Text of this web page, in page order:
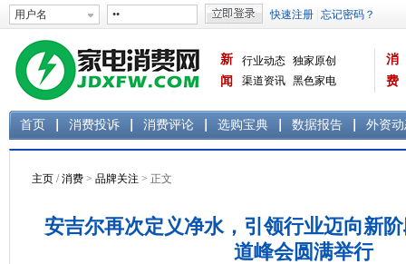
新
闻
行业动态 独家原创
渠道资讯 黑色家电
消
费
首页 消费投诉 消费评论 选购宝典 数据报告 外资
主页 /消费 > 品牌关注 > 正文
安吉尔再次定义净水，引领行业迈向新
道峰会圆满举行